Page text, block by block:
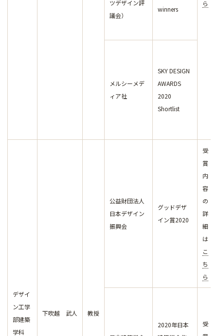
ら
ツデザイン評
議会）
winners
メルシーメデ
ィア社
SKY DESIGN
AWARDS
2020
Shortlist
デザイ
ン工学
部建築
学科
下吹越 武人 教授
公益財団法人
日本デザイン
振興会
グッドデザ
イン賞2020
受
賞
内
容
の
詳
細
は
こ
ち
ら
2020年日本
受